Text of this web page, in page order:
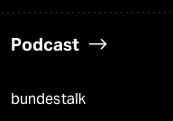
Podcast
bundestalk